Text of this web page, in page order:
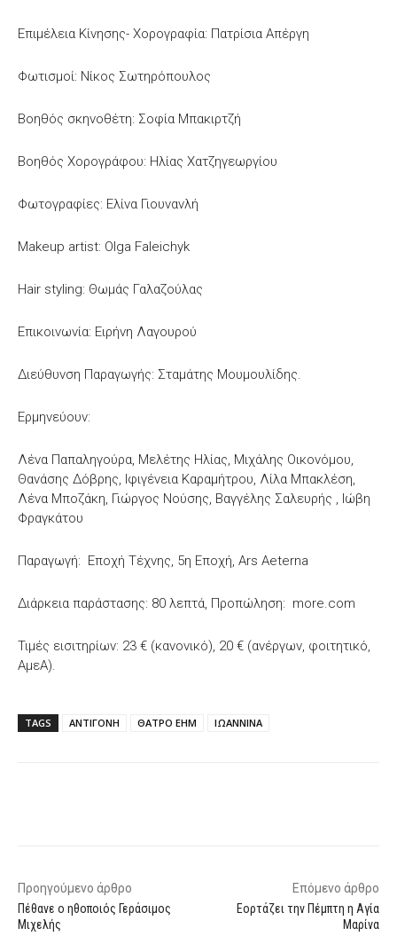
Επιμέλεια Κίνησης- Χορογραφία: Πατρίσια Απέργη
Φωτισμοί: Νίκος Σωτηρόπουλος
Βοηθός σκηνοθέτη: Σοφία Μπακιρτζή
Βοηθός Χορογράφου: Ηλίας Χατζηγεωργίου
Φωτογραφίες: Ελίνα Γιουνανλή
Makeup artist: Olga Faleichyk
Hair styling: Θωμάς Γαλαζούλας
Επικοινωνία: Ειρήνη Λαγουρού
Διεύθυνση Παραγωγής: Σταμάτης Μουμουλίδης.
Ερμηνεύουν:
Λένα Παπαληγούρα, Μελέτης Ηλίας, Μιχάλης Οικονόμου,
Θανάσης Δόβρης, Ιφιγένεια Καραμήτρου, Λίλα Μπακλέση,
Λένα Μποζάκη, Γιώργος Νούσης, Βαγγέλης Σαλευρής , Ιώβη
Φραγκάτου
Παραγωγή: Εποχή Τέχνης, 5η Εποχή, Αrs Aeterna
Διάρκεια παράστασης: 80 λεπτά, Προπώληση: more.com
Τιμές εισιτηρίων: 23 € (κανονικό), 20 € (ανέργων, φοιτητικό,
ΑμεΑ).
TAGS ΑΝΤΙΓΟΝΗ ΘΑΤΡΟ ΕΗΜ ΙΩΑΝΝΙΝΑ
Προηγούμενο άρθρο
Πέθανε ο ηθοποιός Γεράσιμος
Μιχελής
Επόμενο άρθρο
Εορτάζει την Πέμπτη η Αγία
Μαρίνα